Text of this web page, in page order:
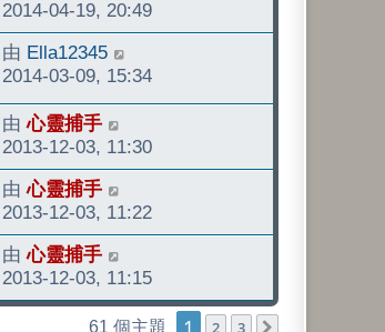
後
發
表
2014-04-19, 20:49
最
後
發
表
由 Ella12345
2014-03-09, 15:34
最
後
發
表
由心靈捕手
2013-12-03, 11:30
最
後
發
表
由心靈捕手
2013-12-03, 11:22
最
後
發
由心靈捕手
2013-12-03, 11:15
61 個主題 2 3